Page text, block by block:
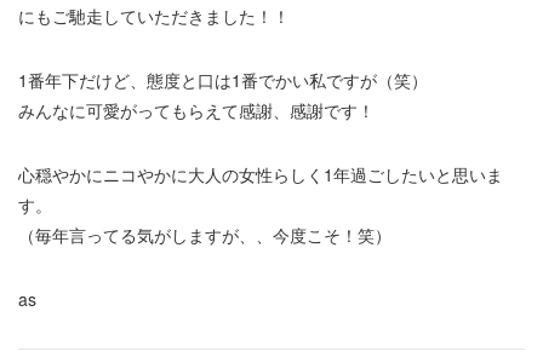
にもご馳走していただきました！！
1番年下だけど、態度と口は1番でかい私ですが（笑）
みんなに可愛がってもらえて感謝、感謝です！
心穏やかにニコやかに大人の女性らしく1年過ごしたいと思いま
す。
（毎年言ってる気がしますが、、今度こそ！笑）
as